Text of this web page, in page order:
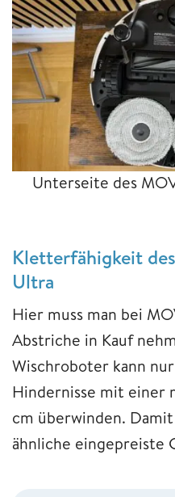
Unterseite des
Kletterfähigkeit
Ultra
Hier muss man bei
Abstriche in Kauf
Wischroboter kann
Hindernisse mit einer
cm überwinden.
ähnliche eingepreiste